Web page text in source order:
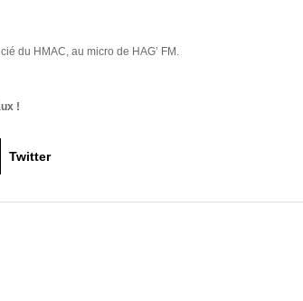
du HMAC, au micro de HAG’ FM.
!
Twitter